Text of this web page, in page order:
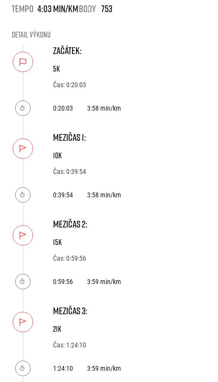
Mobilní aplikace RunCzech
Naši partneři
Oznámení fúze
Dárkové poukazy
Šablony k dárkovému poukazu ke stažení
Pro média
Akreditace a vše k závodům
Tiskové zprávy
Poznámky pro editory
Magazíny
All Runners Are Beautiful
RunCzech Racing
Running Mall
Vítejte v Running Mall
Individuální trénink
Skupinové tréninky
Informace o webu
Všeobecné smluvní podmínky
Informace o cookies
Podmínky GDPR
Tempo 4:03 min/kmBody 753
Detail výkonu
ZAČÁTEK:
5K
Čas: 0:20:03
0:20:03 3:58 min/km
MEZIČAS 1:
10K
Čas: 0:39:54
0:39:54 3:58 min/km
MEZIČAS 2:
15K
Čas: 0:59:56
0:59:56 3:59 min/km
MEZIČAS 3:
21K
Čas: 1:24:10
1:24:10 3:59 min/km